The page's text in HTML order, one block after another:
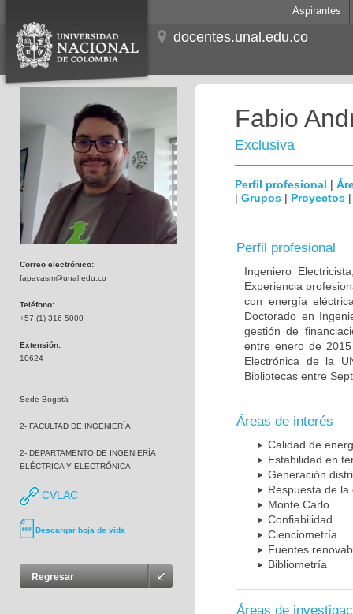
Aspirantes
docentes.unal.edu.co
Correo electrónico:
fapavasm@unal.edu.co
Teléfono:
+57 (1) 316 5000
Extensión:
10624
Sede Bogotá
2- FACULTAD DE INGENIERÍA
2- DEPARTAMENTO DE INGENIERÍA
ELÉCTRICA Y ELECTRÓNICA
CVLAC
Descargar hoja de vida
Regresar
Fabio
Exclusiva
Perfil profesional |
| Grupos | Proyectos
Perfil profesional
Ingeniero
Experiencia
con energía
Doctorado en
gestión de
entre enero de
Electrónica de la
Bibliotecas entre
Áreas de interés
Calidad de
Estabilidad en
Generación
Respuesta de la
Monte Carlo
Confiabilidad
Cienciometría
Fuentes
Bibliometría
Áreas de